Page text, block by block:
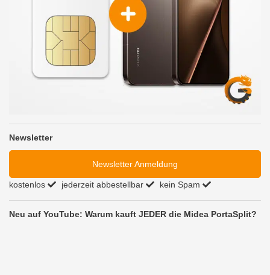
Newsletter
Newsletter Anmeldung
kostenlos jederzeit abbestellbar kein Spam
Neu auf YouTube: Warum kauft JEDER die Midea PortaSplit?